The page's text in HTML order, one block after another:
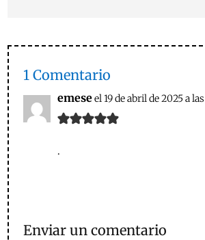
1 Comentario
emeseel 19 de abril de 2025 a las
.
Enviar un comentario